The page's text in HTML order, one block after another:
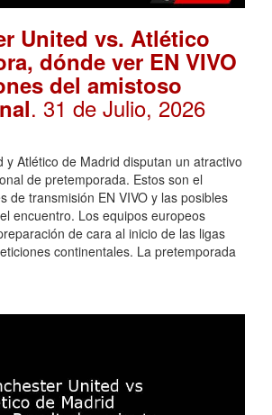
United vs. Atlético
dónde ver EN VIVO
del amistoso
. 31 de Julio, 2026
y Atlético de Madrid disputan un atractivo
de pretemporada. Estos son el
de transmisión EN VIVO y las posibles
encuentro. Los equipos europeos
de cara al inicio de las ligas
continentales. La pretemporada